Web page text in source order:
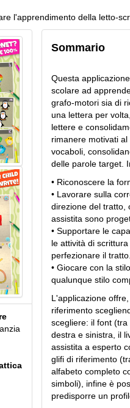
l'apprendimento della letto-
Sommario
Questa
scolare ad
grafo-motori sia di
una lettera per
lettere e
rimanere motivati
vocaboli,
delle parole target.
• Riconoscere la
• Lavorare sulla
direzione del tratto,
assistita sono
• Supportare le
le attività di
perfezionare il
• Giocare con la
qualunque stilo
L'applicazione
riferimento
scegliere: il font
destra e sinistra, il
assistita a esperto
glifi di riferimento
alfabeto completo
simboli), infine è
predisporre un